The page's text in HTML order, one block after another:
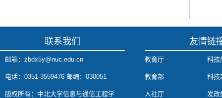
联系我们
邮箱：zbdx5y@nuc.edu.cn
电话：0351-3559476 邮编：030051
版权所有：中北大学信息与通信工程学
友情链
教育厅 科技
教育部 科技
人社厅 发改